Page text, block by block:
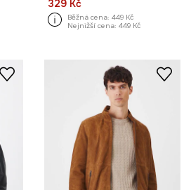
329 Kč
Běžná cena: 449 Kč
Nejnižší cena: 449 Kč